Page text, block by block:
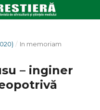
/ In memoriam
– inginer